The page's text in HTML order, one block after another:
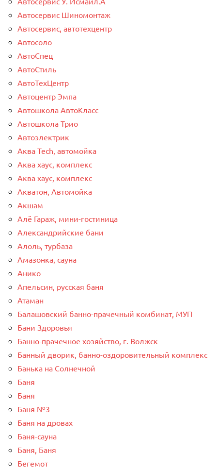
Автосервис Шиномонтаж
Автосервис, автотехцентр
Автосоло
АвтоСпец
АвтоСтиль
АвтоТехЦентр
Автоцентр Эмпа
Автошкола АвтоКласс
Автошкола Трио
Автоэлектрик
Аква Tech, автомойка
Аква хаус, комплекс
Аква хаус, комплекс
Акватон, Автомойка
Акшам
Алё Гараж, мини-гостиница
Александрийские бани
Алоль, турбаза
Амазонка, сауна
Анико
Апельсин, русская баня
Атаман
Балашовский банно-прачечный комбинат, МУП
Бани Здоровья
Банно-прачечное хозяйство, г. Волжск
Банный дворик, банно-оздоровительный комплекс
Банька на Солнечной
Баня
Баня
Баня №3
Баня на дровах
Баня-сауна
Баня, Баня
Бегемот